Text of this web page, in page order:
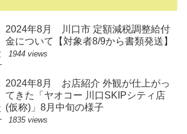
2024年8月 川口市 定額減税調整給付
金について【対象者8/9から書類発送】
1944 views
2024年8月 お店紹介 外観が仕上がっ
てきた「ヤオコー 川口SKIPシティ店
(仮称)」8月中旬の様子
1835 views